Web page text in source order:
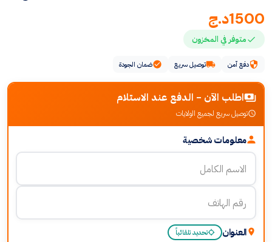
1500د.ج
متوفر في المخزون
دفع آمن توصيل سريع ضمان الجودة
اطلب الآن - الدفع عند الاستلام
توصيل سريع لجميع الولايات
معلومات شخصية
العنوان تحديد تلقائياً